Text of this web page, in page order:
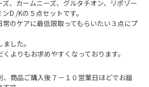
ズ、カームニーズ、グルタチオン、リポゾー
D /Kの５点セットです。
常のケアに最低限取ってもらいたい３点にプ
した。
よりもお求めやすくなっております。
、商品ご購入後７－１０営業日ほどでお届